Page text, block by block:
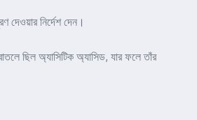
নির্দেশ দেন।
ছিল অ্যাসিটিক অ্যাসিড, যার ফলে তাঁর